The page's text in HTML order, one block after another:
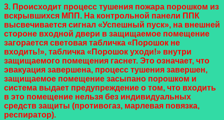
3. Происходит процесс тушения пожара порошком из
вскрывшихся МПП. На контрольной панели ППК
высвечивается сигнал «Успешный пуск», на внешней
стороне входной двери в защищаемое помещение
загорается световая табличка «Порошок не
входить!», табличка «Порошок уходи!» внутри
защищаемого помещения гаснет. Это означает, что
эвакуация завершена, процесс тушения завершен,
защищаемое помещение засыпано порошком и
система выдает предупреждение о том, что входить
в это помещение нельзя без индивидуальных
средств защиты (противогаз, марлевая повязка,
респиратор).